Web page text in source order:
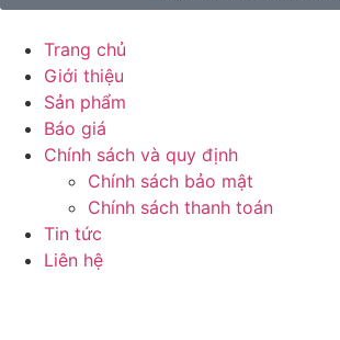
Trang chủ
Giới thiệu
Sản phẩm
Báo giá
Chính sách và quy định
Chính sách bảo mật
Chính sách thanh toán
Tin tức
Liên hệ